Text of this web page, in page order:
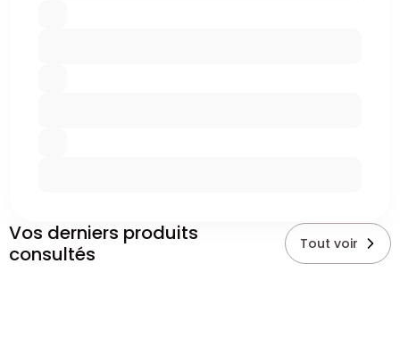
Vos derniers produits
consultés
Tout voir